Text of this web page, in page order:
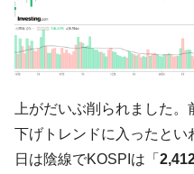
「KDDX」1番艦、2032年竣
『Money1』
【対日本円
に韓国がいっちょがみした
は韓国で『BYD』車は売れ
1.9倍！
『Money1』
在韓米国大
上がだいぶ削られました
下げトレンドに入ったとい
日は陰線でKOSPIは「